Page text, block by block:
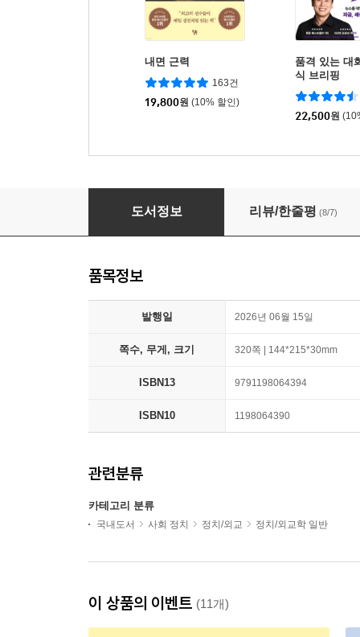
내면 근력
163건
19,800원 (10% 할인)
품격 있는 대
식 브리핑
22,500원
단둥프로젝트
도서정보 리뷰/한줄평 (8/7)
품목정보
발행일 2026년 06월 15일
쪽수, 무게, 크기 320쪽 | 144*215*30mm
ISBN13 9791198064394
ISBN10 1198064390
관련분류
카테고리 분류
국내도서 사회 정치 정치/외교 정치/외교학 일반
이 상품의 이벤트 (11개)